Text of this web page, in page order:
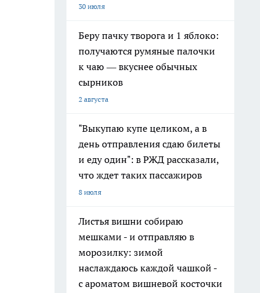
30 июля
Беру пачку творога и 1 яблоко:
получаются румяные палочки
к чаю — вкуснее обычных
сырников
2 августа
"Выкупаю купе целиком, а в
день отправления сдаю билеты
и еду один": в РЖД рассказали,
что ждет таких пассажиров
8 июля
Листья вишни собираю
мешками - и отправляю в
морозилку: зимой
наслаждаюсь каждой чашкой -
с ароматом вишневой косточки